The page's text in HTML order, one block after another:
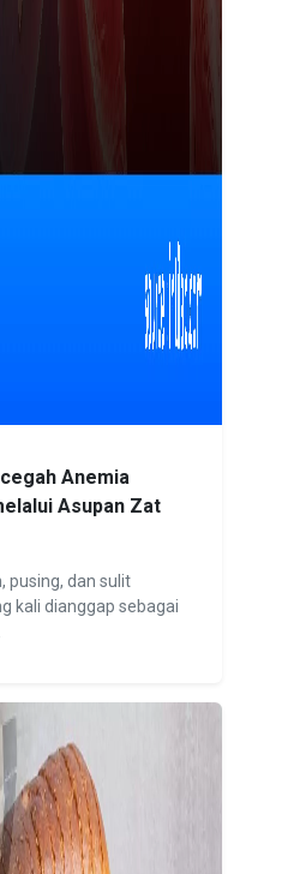
Anemia
Asupan Zat
pusing, dan sulit
kali dianggap sebagai